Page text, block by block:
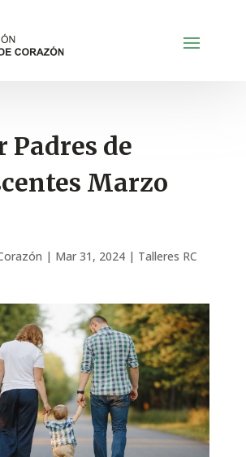
Padres de
Marzo
| Mar 31, 2024| Talleres RC